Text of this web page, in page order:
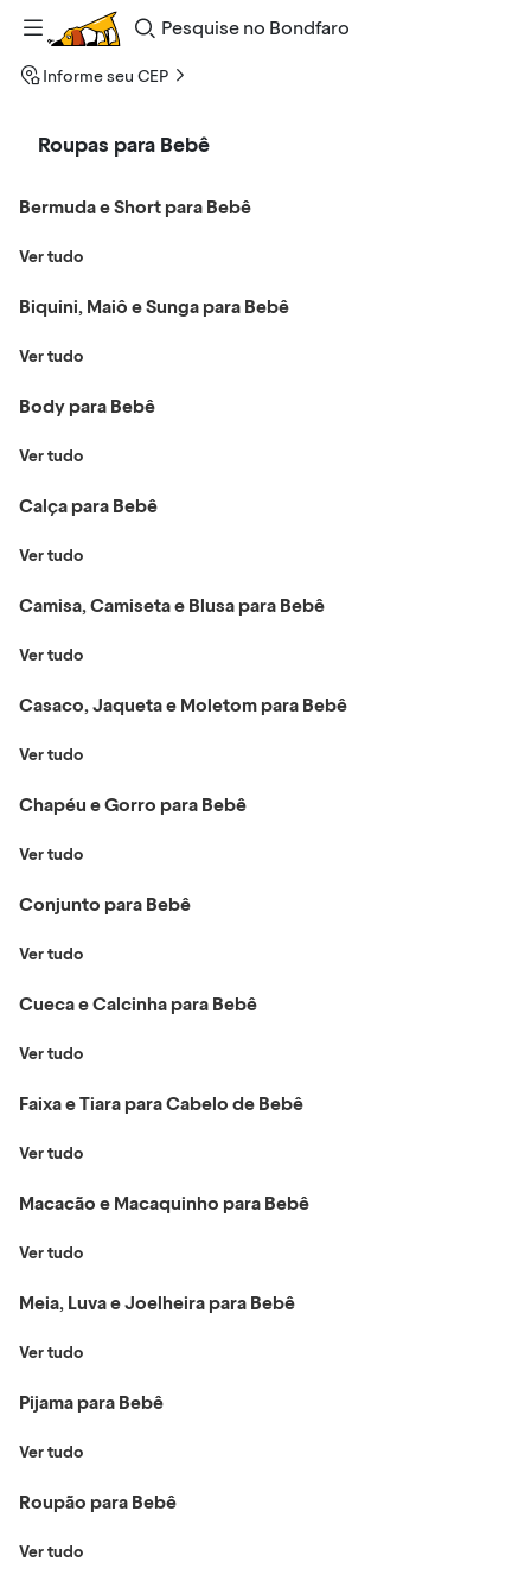
Pesquise
Bondfaro
Informe seu CEP
Roupas para Bebê
Bermuda e Short para Bebê
Ver tudo
Biquini, Maiô e Sunga para Bebê
Ver tudo
Body para Bebê
Ver tudo
Calça para Bebê
Ver tudo
Camisa, Camiseta e Blusa para Bebê
Ver tudo
Casaco, Jaqueta e Moletom para Bebê
Ver tudo
Chapéu e Gorro para Bebê
Ver tudo
Conjunto para Bebê
Ver tudo
Cueca e Calcinha para Bebê
Ver tudo
Faixa e Tiara para Cabelo de Bebê
Ver tudo
Macacão e Macaquinho para Bebê
Ver tudo
Meia, Luva e Joelheira para Bebê
Ver tudo
Pijama para Bebê
Ver tudo
Roupão para Bebê
Ver tudo